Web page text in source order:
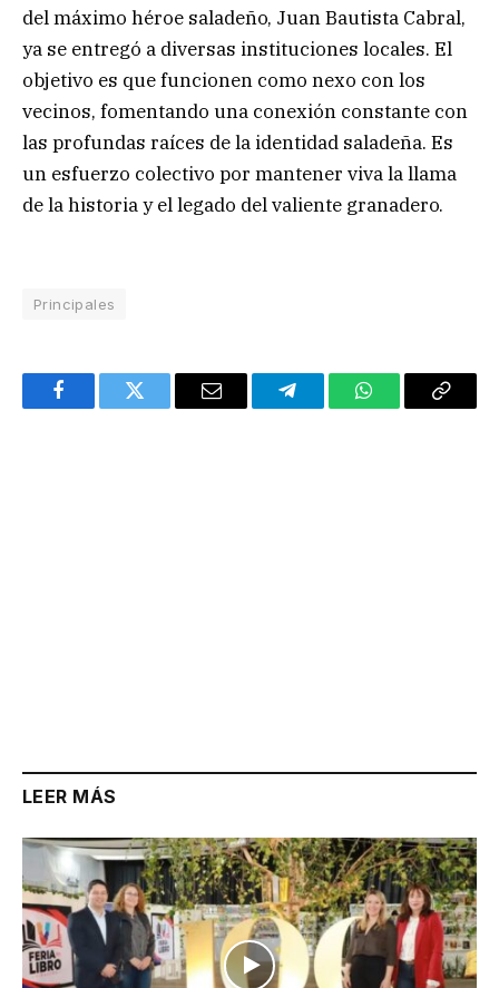
del máximo héroe saladeño, Juan Bautista Cabral,
ya se entregó a diversas instituciones locales. El
objetivo es que funcionen como nexo con los
vecinos, fomentando una conexión constante con
las profundas raíces de la identidad saladeña. Es
un esfuerzo colectivo por mantener viva la llama
de la historia y el legado del valiente granadero.
Principales
FacebookTwitter Email TelegramWhatsAppCopy
LEER MÁS